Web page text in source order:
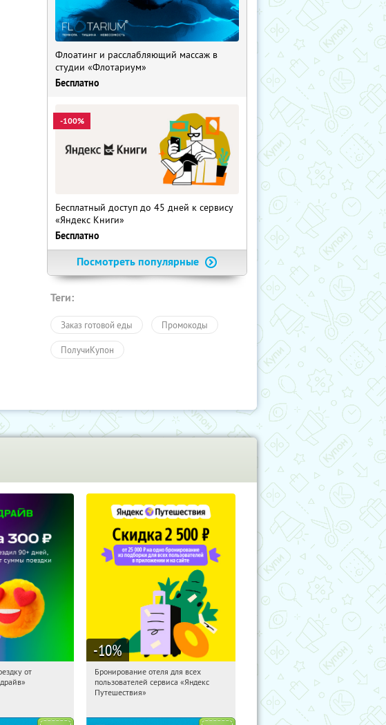
Флоатинг и расслабляющий массаж в
студии «Флотариум»
Бесплатно
-100%
Бесплатный доступ до 45 дней к сервису
«Яндекс Книги»
Бесплатно
Посмотреть популярные
Теги:
Заказ готовой еды Промокоды
ПолучиКупон
Получи первым!
от
-10%
12:27:04
Получи первым!
Россия
Бронирование отеля для всех
пользователей сервиса «Яндекс
Путешествия»